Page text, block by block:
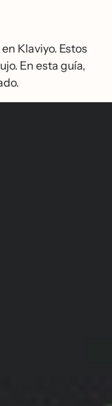
Klaviyo. Estos
En esta guía,